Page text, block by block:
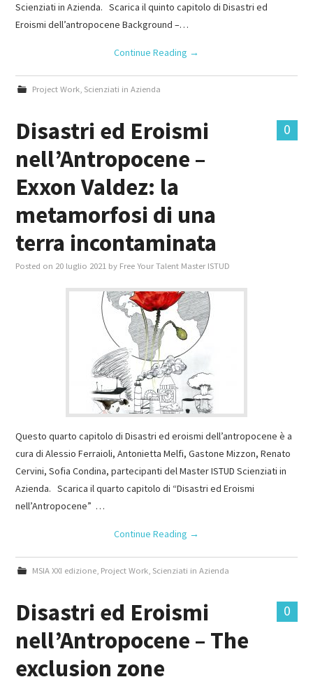
Scienziati in Azienda. Scarica il quinto capitolo di Disastri ed
Eroismi dell’antropocene Background –…
Continue Reading →
Project Work, Scienziati in Azienda
0
Disastri ed Eroismi
nell’Antropocene –
Exxon Valdez: la
metamorfosi di una
terra incontaminata
Posted on 20 luglio 2021 by Free Your Talent Master ISTUD
Questo quarto capitolo di Disastri ed eroismi dell’antropocene è a
cura di Alessio Ferraioli, Antonietta Melfi, Gastone Mizzon, Renato
Cervini, Sofia Condina, partecipanti del Master ISTUD Scienziati in
Azienda. Scarica il quarto capitolo di “Disastri ed Eroismi
nell’Antropocene” …
Continue Reading →
MSIA XXI edizione, Project Work, Scienziati in Azienda
0
Disastri ed Eroismi
nell’Antropocene – The
exclusion zone